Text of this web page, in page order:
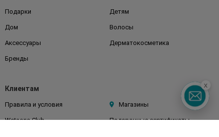
Подарки Детям
Дом Волосы
Аксессуары Дерматокосметика
Бренды
Клиентам
Правила и условия Магазины
Watsons Club Подарочные сертификаты
x